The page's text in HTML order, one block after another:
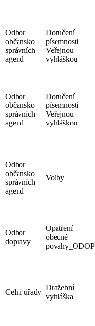
Odbor
občansko
správních
agend
Doručení
písemnosti
Veřejnou
vyhláškou
Odbor
občansko
správních
agend
Doručení
písemnosti
Veřejnou
vyhláškou
Odbor
občansko
správních
agend
Volby
Odbor
dopravy
Opatření
obecné
povahy_ODOP
Celní úřady
Dražební
vyhláška